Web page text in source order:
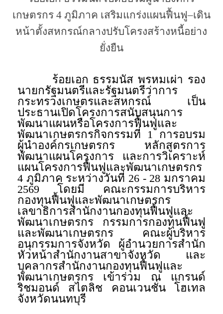
เกษตรกร 4 ภูมิภาค เสริมแกร่งแผนฟื้นฟู–เดิน
หน้าตั้งสหกรณ์กลางปรับโครงสร้างหนี้อย่าง
ยั่งยืน
ร้อยเอก ธรรมนัส พรหมเผ่า รอง
นายกรัฐมนตรีและรัฐมนตรีว่าการ
กระทรวงเกษตรและสหกรณ์ เป็น
ประธานเปิดโครงการสนับสนุนการ
พัฒนาแผนหรือโครงการฟื้นฟูและ
พัฒนาเกษตรกรกิจกรรมที่ 1 การอบรม
ผู้นำองค์กรเกษตรกร หลักสูตรการ
พัฒนาแผนโครงการ และการวิเคราะห์
แผนโครงการฟื้นฟูและพัฒนาเกษตรกร
4 ภูมิภาค ระหว่างวันที่ 26 - 28 มกราคม
2569 โดยมี คณะกรรมการบริหาร
กองทุนฟื้นฟูและพัฒนาเกษตรกร
เลขาธิการสำนักงานกองทุนฟื้นฟูและ
พัฒนาเกษตรกร กรรมการกองทุนฟื้นฟู
และพัฒนาเกษตรกร คณะผู้บริหาร
อนุกรรมการจังหวัด ผู้อำนวยการสำนัก
หัวหน้าสำนักงานสาขาจังหวัด และ
บุคลากรสำนักงานกองทุนฟื้นฟูและ
พัฒนาเกษตรกร เข้าร่วม ณ แกรนด์
ริชมอนด์ สไตลิช คอนเวนชั่น โฮเทล
จังหวัดนนทบุรี